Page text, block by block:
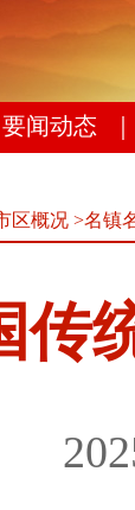
要闻动态
区概况 >名镇
传